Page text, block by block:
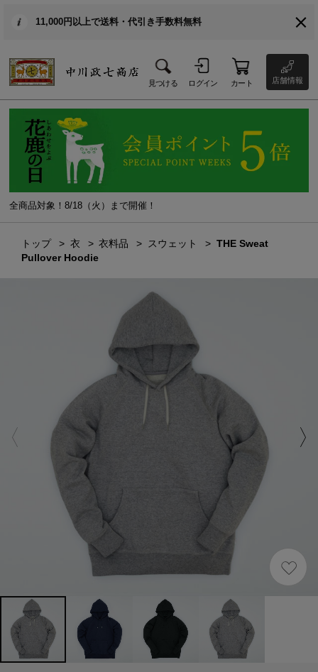
11,000円以上で送料・代引き手数料無料
見つける ログイン カート 店舗情報
全商品対象！8/18（火）まで開催！
トップ 衣 衣料品 スウェット
THE Sweat
Pullover Hoodie